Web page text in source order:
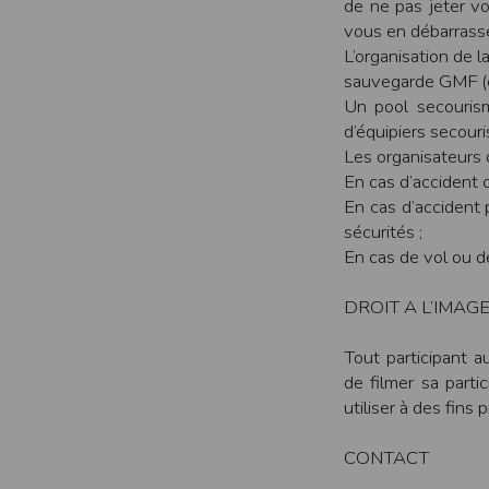
de ne pas jeter
vous en
L’organisation
sauvegarde GMF
Un pool
d’équipiers
Les
En cas
En cas
sécurités ;
En cas de vol ou
DROIT A L’IMAGE
Tout participant
de filmer sa
utiliser à des fins
CONTACT
96 rue du parc - Varades
Pour ce qui concerne les épreuves
Conditions d’utilisation - Mentions légales -
Conformément à la loi « informatique et
Vous pouvez accèder aux informations
données vous concernant.
POLITIQUE DE CONFIDENTIALITÉ DE
Nous collectons et traitons les